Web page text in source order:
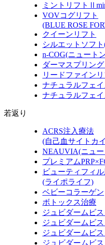
ミントリフト
VOVコグリフト
(BLUE ROSE
クイーンリフト
シルエットソフト
n-COG(ニュート
ダーマスプリング
リードファインリ
ナチュラルフェイ
ナチュラルフェ
若返り
ACRS注入療法
(自己血サイトカ
NEAUVIA(ニュ
プレミアム
ビューティフィ
(ライポライフ)
ベビーコラーゲン
ボトックス治療
ジュビダームビ
ジュビダームビ
ジュビダームビ
ジュビダームビ